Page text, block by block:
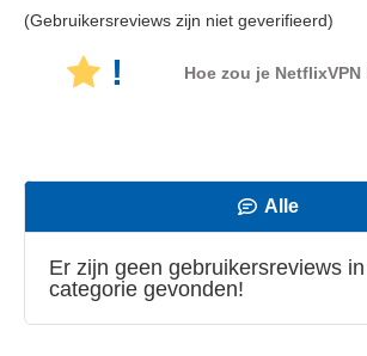
(Gebruikersreviews zijn niet geverifieerd)
! Hoe zou je
Alle
Snelheid
Er zijn geen gebruikersreviews
categorie gevonden!